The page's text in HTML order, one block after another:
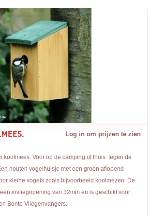
Log in om prijzen te zien
koolmees. Voor op de camping of thuis tegen de
houten vogelhuisje met een groen aflopend
kleine vogels zoals bijvoorbeeld koolmezen. De
invliegopening van 32mm en is geschikt voor
Bonte Vliegenvangers.